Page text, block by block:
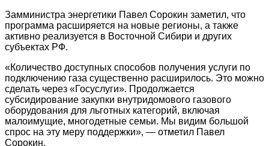
Замминистра энергетики Павел Сорокин заметил, что
программа расширяется на новые регионы, а также
активно реализуется в Восточной Сибири и других
субъектах РФ.
«Количество доступных способов получения услуги по
подключению газа существенно расширилось. Это можно
сделать через «Госуслуги». Продолжается
субсидирование закупки внутридомового газового
оборудования для льготных категорий, включая
малоимущие, многодетные семьи. Мы видим большой
спрос на эту меру поддержки», — отметил Павел
Сорокин.